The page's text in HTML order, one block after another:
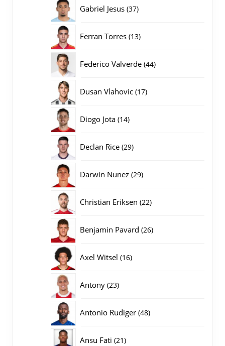
Gabriel Jesus 3737
Ferran Torres 1313
Federico Valverde 4444
Dusan Vlahovic 1717
Diogo Jota 1414
Declan Rice 2929
Darwin Nunez 2929
Christian Eriksen 2222
Benjamin Pavard 2626
Axel Witsel 1616
Antony 2323
Antonio Rudiger 4848
Ansu Fati 2121